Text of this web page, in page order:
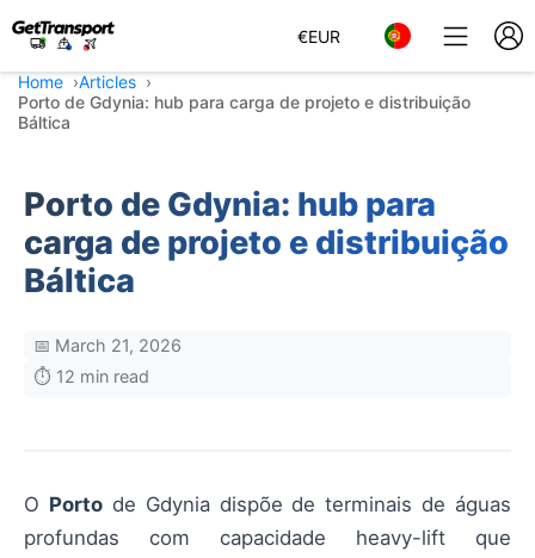
€EUR
Home
Articles
Porto de Gdynia: hub para carga de projeto e distribuição
Báltica
Porto de Gdynia: hub para
carga de projeto e distribuição
Báltica
📅 March 21, 2026
⏱️ 12 min read
O Portode Gdynia dispõe de terminais de águas
profundas com capacidade heavy-lift que